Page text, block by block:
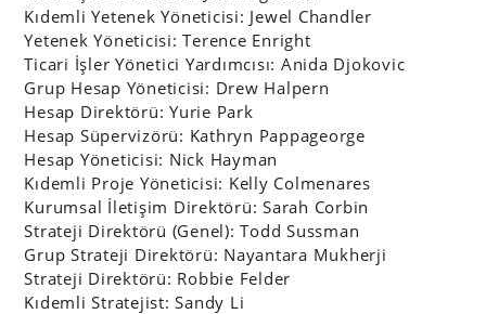
Kıdemli Yetenek Yöneticisi: Jewel Chandler
Yetenek Yöneticisi: Terence Enright
Ticari İşler Yönetici Yardımcısı: Anida Djokovic
Grup Hesap Yöneticisi: Drew Halpern
Hesap Direktörü: Yurie Park
Hesap Süpervizörü: Kathryn Pappageorge
Hesap Yöneticisi: Nick Hayman
Kıdemli Proje Yöneticisi: Kelly Colmenares
Kurumsal İletişim Direktörü: Sarah Corbin
Strateji Direktörü (Genel): Todd Sussman
Grup Strateji Direktörü: Nayantara Mukherji
Strateji Direktörü: Robbie Felder
Kıdemli Stratejist: Sandy Li